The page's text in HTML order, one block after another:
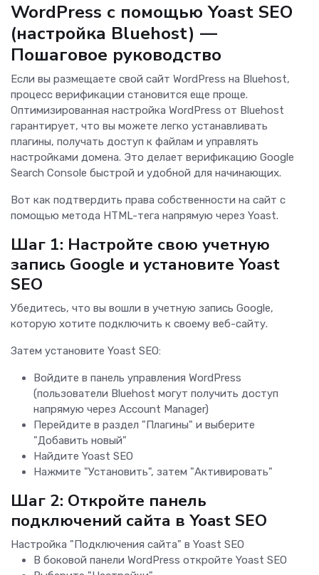
WordPress с помощью Yoast SEO
(настройка Bluehost) —
Пошаговое руководство
Если вы размещаете свой сайт WordPress на Bluehost,
процесс верификации становится еще проще.
Оптимизированная настройка WordPress от Bluehost
гарантирует, что вы можете легко устанавливать
плагины, получать доступ к файлам и управлять
настройками домена. Это делает верификацию Google
Search Console быстрой и удобной для начинающих.
Вот как подтвердить права собственности на сайт с
помощью метода HTML-тега напрямую через Yoast.
Шаг 1: Настройте свою учетную
запись Google и установите Yoast
SEO
Убедитесь, что вы вошли в учетную запись Google,
которую хотите подключить к своему веб-сайту.
Затем установите Yoast SEO:
Войдите в панель управления WordPress
(пользователи Bluehost могут получить доступ
напрямую через Account Manager)
Перейдите в раздел "Плагины" и выберите
"Добавить новый"
Найдите Yoast SEO
Нажмите "Установить", затем "Активировать"
Шаг 2: Откройте панель
подключений сайта в Yoast SEO
Настройка "Подключения сайта" в Yoast SEO
В боковой панели WordPress откройте Yoast SEO